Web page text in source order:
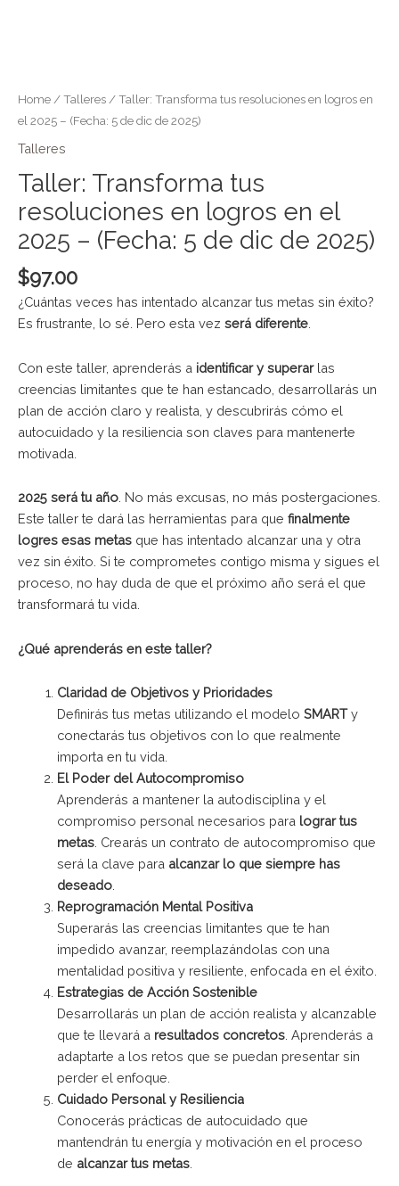
Home /Talleres / Taller: Transforma tus resoluciones en logros en
el 2025 – (Fecha: 5 de dic de 2025)
Talleres
Taller: Transforma tus
resoluciones en logros en el
2025 – (Fecha: 5 de dic de 2025)
$97.00
¿Cuántas veces has intentado alcanzar tus metas sin éxito?
Es frustrante, lo sé. Pero esta vez será diferente
Con este taller, aprenderás a identificar y superarlas
creencias limitantes que te han estancado, desarrollarás un
plan de acción claro y realista, y descubrirás cómo el
autocuidado y la resiliencia son claves para mantenerte
motivada.
2025 será tu año . No más excusas, no más postergaciones.
Este taller te dará las herramientas para que finalmente
logres esas metas que has intentado alcanzar una y otra
vez sin éxito. Si te comprometes contigo misma y sigues el
proceso, no hay duda de que el próximo año será el que
transformará tu vida.
¿Qué aprenderás en este taller?
Claridad de Objetivos y Prioridades
Definirás tus metas utilizando el modelo SMARTy
conectarás tus objetivos con lo que realmente
importa en tu vida.
El Poder del Autocompromiso
Aprenderás a mantener la autodisciplina y el
compromiso personal necesarios para lograr tus
metas. Crearás un contrato de autocompromiso que
será la clave para alcanzar lo que siempre has
deseado.
Reprogramación Mental Positiva
Superarás las creencias limitantes que te han
impedido avanzar, reemplazándolas con una
mentalidad positiva y resiliente, enfocada en el éxito.
Estrategias de Acción Sostenible
Desarrollarás un plan de acción realista y alcanzable
que te llevará a resultados concretos. Aprenderás a
adaptarte a los retos que se puedan presentar sin
perder el enfoque.
Cuidado Personal y Resiliencia
Conocerás prácticas de autocuidado que
mantendrán tu energía y motivación en el proceso
de alcanzar tus metas.
resoluciones
en
en
el
-
(Fecha:
5
de
dic
de
quantity